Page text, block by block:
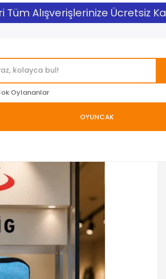
Tüm Alışverişlerinize Ücretsiz
Oylananlar
OYUNCAK